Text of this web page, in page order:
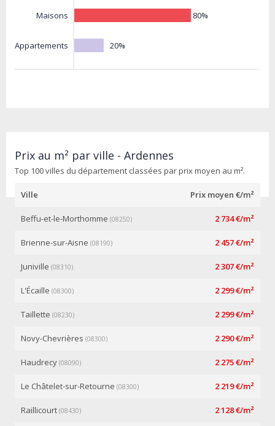
Maisons
Appartements
80%
20%
Prix au m² par ville - Ardennes
Top 100 villes du département classées par prix moyen au m².
Ville Prix moyen €/m²
Beffu-et-le-Morthomme (08250) 2 734 €/m²
Brienne-sur-Aisne (08190) 2 457 €/m²
Juniville (08310) 2 307 €/m²
L'Écaille (08300) 2 299 €/m²
Taillette (08230) 2 299 €/m²
Novy-Chevrières (08300) 2 290 €/m²
Haudrecy (08090) 2 275 €/m²
Le Châtelet-sur-Retourne (08300) 2 219 €/m²
Raillicourt (08430) 2 128 €/m²